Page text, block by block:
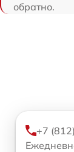
обратно.
+7